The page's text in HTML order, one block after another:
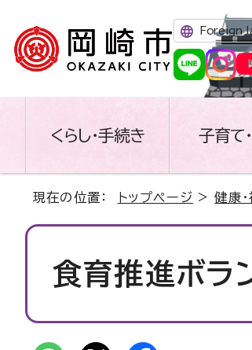
Foreign
くらし・手続き 子育て
現在の位置： トップページ >健康
食育推進ボラ